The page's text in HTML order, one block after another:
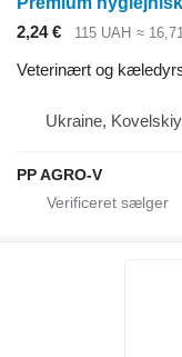
2,24 €
115 UAH ≈
Veterinært og
Ukraine,
PP AGRO-V